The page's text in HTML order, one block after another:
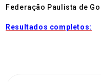
Federação Paulista de
Resultados completos: